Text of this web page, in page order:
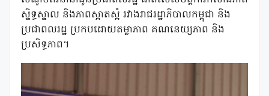
ស្និទ្ធស្នាល និងភាពស្អាតស្អំ រវាងរាជរដ្ឋាភិបាលកម្ពុជា និង
ប្រជាពលរដ្ឋ ប្រកបដោយតម្លាភាព គណនេយ្យភាព និង
ប្រសិទ្ធភាព។